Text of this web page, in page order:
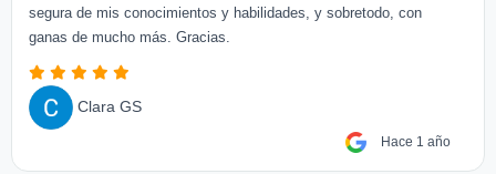
segura de mis conocimientos y habilidades, y sobretodo, con
ganas de mucho más. Gracias.
Clara GS
Hace 1 año